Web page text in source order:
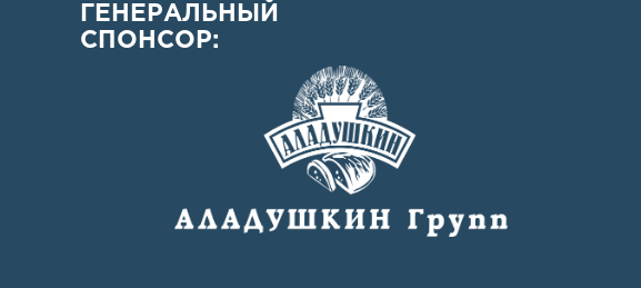
ГЕНЕРАЛЬНЫЙ
СПОНСОР: